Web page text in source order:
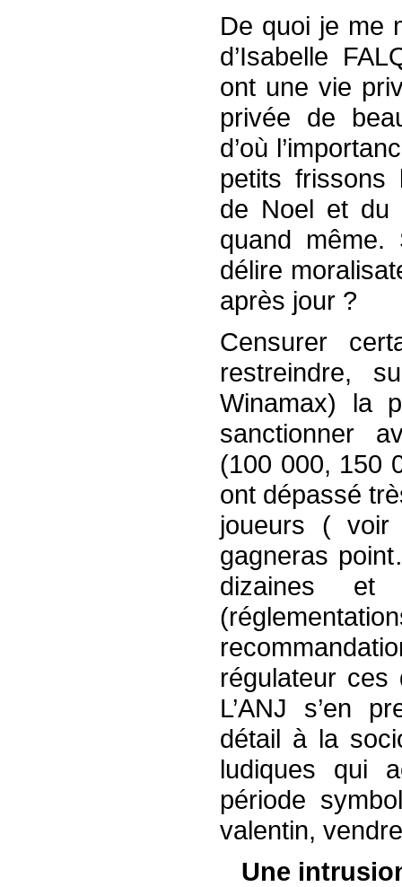
De quoi je me
d’Isabelle
ont une vie
privée de
d’où
petits frissons
de Noel et du
quand même.
délire
après jour ?
Censurer
restreindre,
Winamax) la
sanctionner
(100 000, 150
ont dépassé
joueurs (
gagneras
dizaines et
régulateur
L’ANJ s’en
détail à la
ludiques qui
période
valentin,
Une